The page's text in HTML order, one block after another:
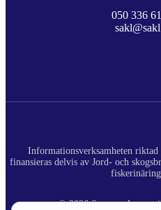
050 336
Informationsverksamheten
finansieras delvis av Jord- och
© 2026 Suomen